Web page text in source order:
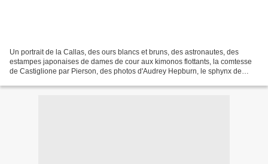
Un portrait de la Callas, des ours blancs et bruns, des astronautes, des
estampes japonaises de dames de cour aux kimonos flottants, la comtesse
de Castiglione par Pierson, des photos d'Audrey Hepburn, le sphynx de